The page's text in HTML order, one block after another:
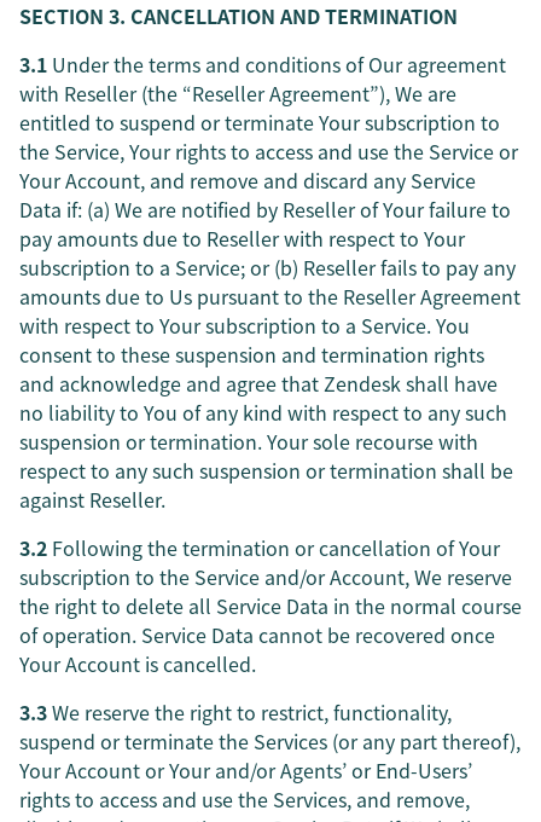
SECTION 3. CANCELLATION AND TERMINATION
3.1 Under the terms and conditions of Our agreement
with Reseller (the “Reseller Agreement”), We are
entitled to suspend or terminate Your subscription to
the Service, Your rights to access and use the Service or
Your Account, and remove and discard any Service
Data if: (a) We are notified by Reseller of Your failure to
pay amounts due to Reseller with respect to Your
subscription to a Service; or (b) Reseller fails to pay any
amounts due to Us pursuant to the Reseller Agreement
with respect to Your subscription to a Service. You
consent to these suspension and termination rights
and acknowledge and agree that Zendesk shall have
no liability to You of any kind with respect to any such
suspension or termination. Your sole recourse with
respect to any such suspension or termination shall be
against Reseller.
3.2 Following the termination or cancellation of Your
subscription to the Service and/or Account, We reserve
the right to delete all Service Data in the normal course
of operation. Service Data cannot be recovered once
Your Account is cancelled.
3.3We reserve the right to restrict, functionality,
suspend or terminate the Services (or any part thereof),
Your Account or Your and/or Agents’ or End-Users’
rights to access and use the Services, and remove,